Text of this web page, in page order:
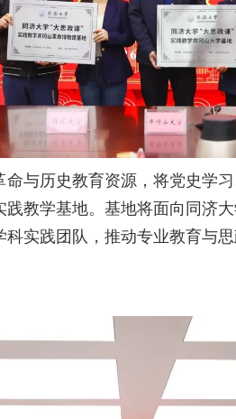
与历史教育资源，将党史学
教学基地。基地将面向同济
实践团队，推动专业教育与